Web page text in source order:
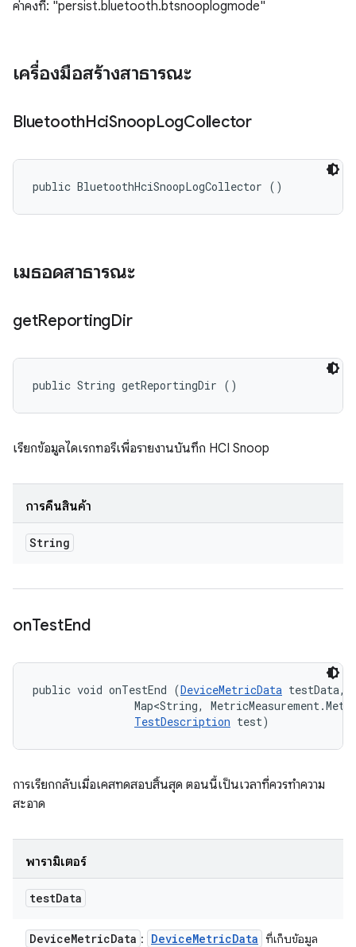
ค่าคงที่: "persist.bluetooth.btsnooplogmode"
เครื่องมือสร้างสาธารณะ
BluetoothHciSnoopLogCollector
public BluetoothHciSnoopLogCollector ()
เมธอดสาธารณะ
getReportingDir
public String getReportingDir ()
เรียกข้อมูลไดเรกทอรีเพื่อรายงานบันทึก HCI Snoop
การคืนสินค้า
String
onTestEnd
public void onTestEnd (DeviceMetricData testData,
Map<String,
TestDescription test)
การเรียกกลับเมื่อเคสทดสอบสิ้นสุด ตอนนี้เป็นเวลาที่ควรทำความ
สะอาด
พารามิเตอร์
testData
DeviceMetricData : DeviceMetricData ที่เก็บข้อมูล